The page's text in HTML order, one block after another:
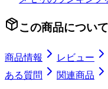
この商品について
商品情報 レビュー
ある質問
関連商品